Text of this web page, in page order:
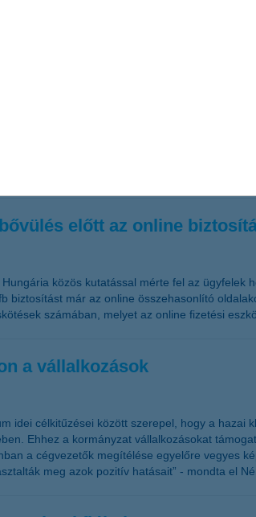
egyik legnagyobb népszerűségnek örvendő
szeptember 19-re, azonban a dél-alföldi,
előtt az online
közös kutatással mérte fel az ügyfelek
biztosítást már az online összehasonlító
számában, melyet az online fizetési
a vállalkozások
idei célkitűzései között szerepel, hogy a
Ehhez a kormányzat vállalkozásokat
a cégvezetők megítélése egyelőre vegyes
meg azok pozitív hatásait” - mondta el